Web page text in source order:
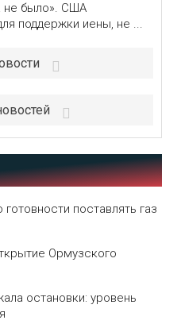
не было». США
поддержки иены, не ...
поставлять газ
Ормузского
остановки: уровень